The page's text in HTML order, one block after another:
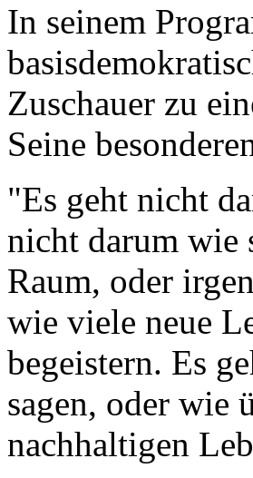
In seinem
Zuschauer zu
Seine
"Es geht nicht
nicht darum wie
Raum, oder
wie viele neue
begeistern. Es
sagen, oder wie
nachhaltigen